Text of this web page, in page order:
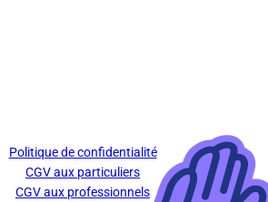
Politique de confidentialité
CGV aux particuliers
CGV aux professionnels